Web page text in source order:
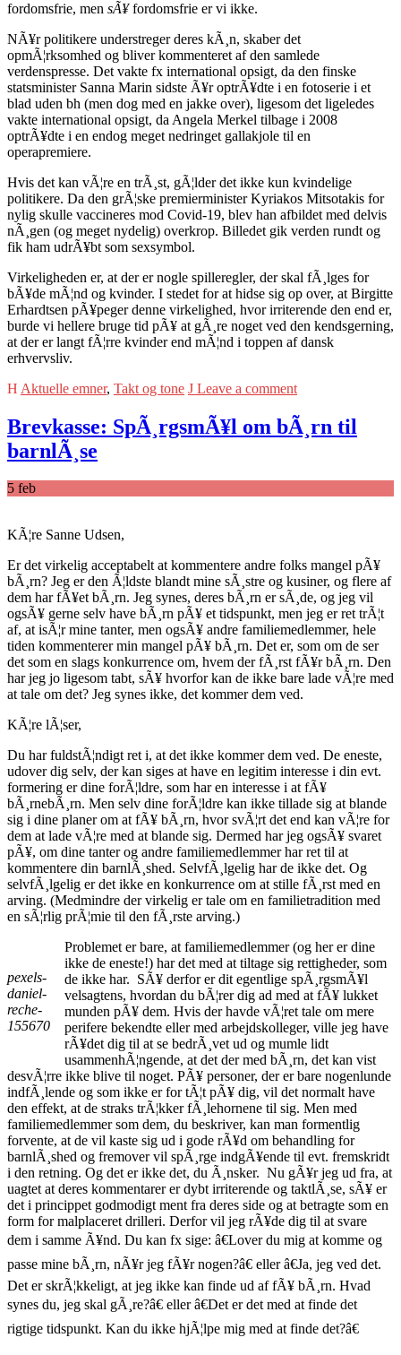
fordomsfrie, men sÃ¥fordomsfrie er vi ikke.
NÃ¥r politikere understreger deres kÃ¸n, skaber det
opmÃ¦rksomhed og bliver kommenteret af den samlede
verdenspresse. Det vakte fx international opsigt, da den finske
statsminister Sanna Marin sidste Ã¥r optrÃ¥dte i en fotoserie i et
blad uden bh (men dog med en jakke over), ligesom det ligeledes
vakte international opsigt, da Angela Merkel tilbage i 2008
optrÃ¥dte i en endog meget nedringet gallakjole til en
operapremiere.
Hvis det kan vÃ¦re en trÃ¸st, gÃ¦lder det ikke kun kvindelige
politikere. Da den grÃ¦ske premierminister Kyriakos Mitsotakis for
nylig skulle vaccineres mod Covid-19, blev han afbildet med delvis
nÃ¸gen (og meget nydelig) overkrop. Billedet gik verden rundt og
fik ham udrÃ¥bt som sexsymbol.
Virkeligheden er, at der er nogle spilleregler, der skal fÃ¸lges for
bÃ¥de mÃ¦nd og kvinder. I stedet for at hidse sig op over, at Birgitte
Erhardtsen pÃ¥peger denne virkelighed, hvor irriterende den end er,
burde vi hellere bruge tid pÃ¥ at gÃ¸re noget ved den kendsgerning,
at der er langt fÃ¦rre kvinder end mÃ¦nd i toppen af dansk
erhvervsliv.
Aktuelle emner, Takt og tone Leave a comment
Brevkasse: SpÃ¸rgsmÃ¥l om bÃ¸rn til
barnlÃ¸se
5 feb
KÃ¦re Sanne Udsen,
Er det virkelig acceptabelt at kommentere andre folks mangel pÃ¥
bÃ¸rn? Jeg er den Ã¦ldste blandt mine sÃ¸stre og kusiner, og flere af
dem har fÃ¥et bÃ¸rn. Jeg synes, deres bÃ¸rn er sÃ¸de, og jeg vil
ogsÃ¥ gerne selv have bÃ¸rn pÃ¥ et tidspunkt, men jeg er ret trÃ¦t
af, at isÃ¦r mine tanter, men ogsÃ¥ andre familiemedlemmer, hele
tiden kommenterer min mangel pÃ¥ bÃ¸rn. Det er, som om de ser
det som en slags konkurrence om, hvem der fÃ¸rst fÃ¥r bÃ¸rn. Den
har jeg jo ligesom tabt, sÃ¥ hvorfor kan de ikke bare lade vÃ¦re med
at tale om det? Jeg synes ikke, det kommer dem ved.
KÃ¦re lÃ¦ser,
Du har fuldstÃ¦ndigt ret i, at det ikke kommer dem ved. De eneste,
udover dig selv, der kan siges at have en legitim interesse i din evt.
formering er dine forÃ¦ldre, som har en interesse i at fÃ¥
bÃ¸rnebÃ¸rn. Men selv dine forÃ¦ldre kan ikke tillade sig at blande
sig i dine planer om at fÃ¥ bÃ¸rn, hvor svÃ¦rt det end kan vÃ¦re for
dem at lade vÃ¦re med at blande sig. Dermed har jeg ogsÃ¥ svaret
pÃ¥, om dine tanter og andre familiemedlemmer har ret til at
kommentere din barnlÃ¸shed. SelvfÃ¸lgelig har de ikke det. Og
selvfÃ¸lgelig er det ikke en konkurrence om at stille fÃ¸rst med en
arving. (Medmindre der virkelig er tale om en familietradition med
en sÃ¦rlig prÃ¦mie til den fÃ¸rste arving.)
pexels-
daniel-
reche-
155670
Problemet er bare, at familiemedlemmer (og her er dine
ikke de eneste!) har det med at tiltage sig rettigheder, som
de ikke har. SÃ¥ derfor er dit egentlige spÃ¸rgsmÃ¥l
velsagtens, hvordan du bÃ¦rer dig ad med at fÃ¥ lukket
munden pÃ¥ dem. Hvis der havde vÃ¦ret tale om mere
perifere bekendte eller med arbejdskolleger, ville jeg have
rÃ¥det dig til at se bedrÃ¸vet ud og mumle lidt
usammenhÃ¦ngende, at det der med bÃ¸rn, det kan vist
desvÃ¦rre ikke blive til noget. PÃ¥ personer, der er bare nogenlunde
indfÃ¸lende og som ikke er for tÃ¦t pÃ¥ dig, vil det normalt have
den effekt, at de straks trÃ¦kker fÃ¸lehornene til sig. Men med
familiemedlemmer som dem, du beskriver, kan man formentlig
forvente, at de vil kaste sig ud i gode rÃ¥d om behandling for
barnlÃ¸shed og fremover vil spÃ¸rge indgÃ¥ende til evt. fremskridt
i den retning. Og det er ikke det, du Ã¸nsker. Nu gÃ¥r jeg ud fra, at
uagtet at deres kommentarer er dybt irriterende og taktlÃ¸se, sÃ¥ er
det i princippet godmodigt ment fra deres side og at betragte som en
form for malplaceret drilleri. Derfor vil jeg rÃ¥de dig til at svare
dem i samme Ã¥nd. Du kan fx sige: â€Lover du mig at komme og
passe mine bÃ¸rn, nÃ¥r jeg fÃ¥r nogen?â€ eller â€Ja, jeg ved det.
Det er skrÃ¦kkeligt, at jeg ikke kan finde ud af fÃ¥ bÃ¸rn. Hvad
synes du, jeg skal gÃ¸re?â€ eller â€Det er det med at finde det
rigtige tidspunkt. Kan du ikke hjÃ¦lpe mig med at finde det?â€